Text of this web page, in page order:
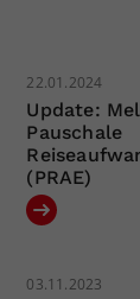
22.01.2024
Update:
Pauschale
(PRAE)
03.11.2023